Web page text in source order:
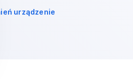
urządzenie